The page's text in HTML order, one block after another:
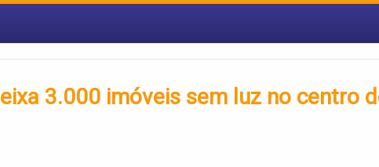
3.000 imóveis sem luz no centro